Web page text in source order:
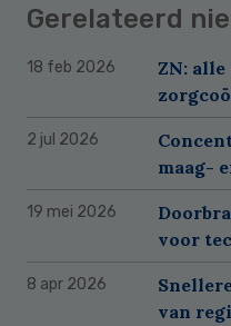
Gerelateerd
18 feb 2026
ZN:
2 jul 2026
maag-
19 mei 2026
voor
8 apr 2026
van